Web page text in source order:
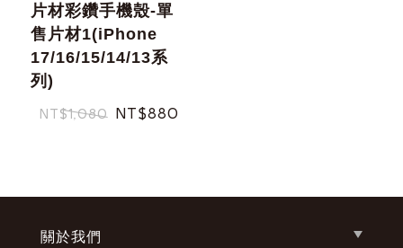
片材彩鑽手機殼-單
售片材1(iPhone
17/16/15/14/13系
列)
NT$1,080 NT$880
關於我們